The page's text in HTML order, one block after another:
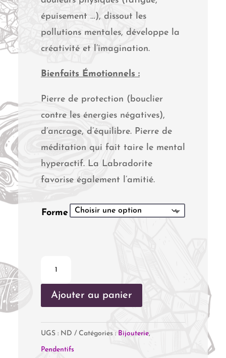
épuisement …), dissout les
pollutions mentales, développe la
créativité et l’imagination.
Bienfaits Émotionnels :
Pierre de protection (bouclier
contre les énergies négatives),
d’ancrage, d’équilibre. Pierre de
méditation qui fait taire le mental
hyperactif. La Labradorite
favorise également l’amitié.
Forme
Pendentifs
Ajouter au panier
UGS : ND Catégories : Bijouterie,
Pendentifs